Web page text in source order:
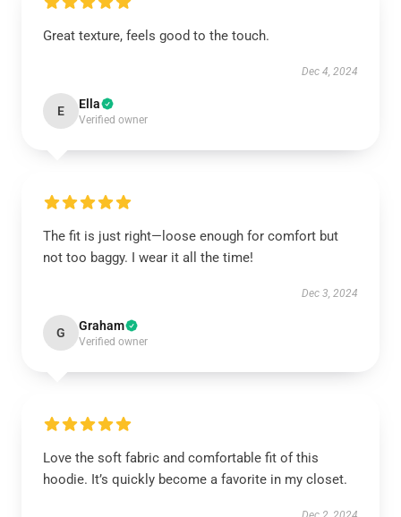
Great texture, feels good to the touch.
Dec 4, 2024
E Ella
Verified owner
The fit is just right—loose enough for comfort but
not too baggy. I wear it all the time!
Dec 3, 2024
G Graham
Verified owner
Love the soft fabric and comfortable fit of this
hoodie. It’s quickly become a favorite in my closet.